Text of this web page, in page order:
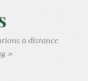
à distance
»